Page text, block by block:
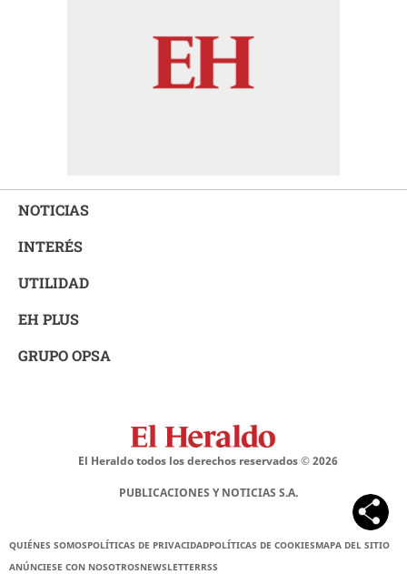
NOTICIAS
INTERÉS
UTILIDAD
EH PLUS
GRUPO OPSA
El Heraldo todos los derechos reservados ©2026
PUBLICACIONES Y NOTICIAS S.A.
QUIÉNES SOMOSPOLÍTICAS DE PRIVACIDADPOLÍTICAS DE COOKIESMAPA DEL SITIO
ANÚNCIESE CON NOSOTROSNEWSLETTERRSS